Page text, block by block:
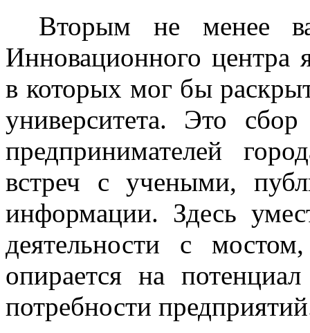
Вторым не менее
Инновационного центра
в которых мог бы
университета. Это
предпринимателей
встреч с учеными,
информации. Здесь
деятельности с
опирается на
потребности